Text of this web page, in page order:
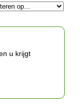
u krijgt